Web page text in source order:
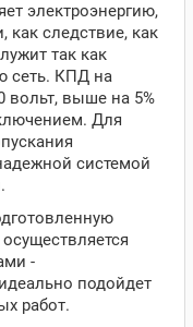
электроэнергию,
следствие, как
так как
сеть. КПД на
вольт, выше на 5%
Для
системой
-
подойдет
работ.